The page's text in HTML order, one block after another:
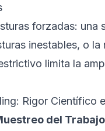
forzadas:
inestables, o
limita la
Rigor Científico
del